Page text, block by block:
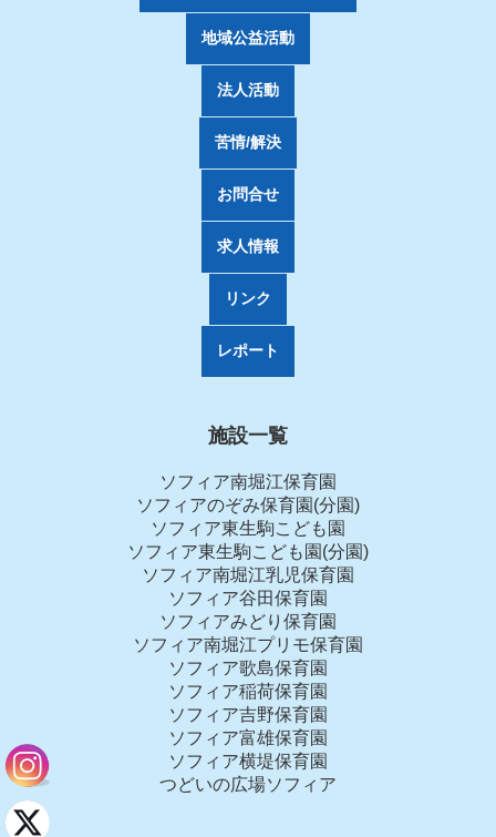
地域公益活動
法人活動
苦情/解決
お問合せ
求人情報
リンク
レポート
施設一覧
ソフィア南堀江保育園
ソフィアのぞみ保育園(分園)
ソフィア東生駒こども園
ソフィア東生駒こども園(分園)
ソフィア南堀江乳児保育園
ソフィア谷田保育園
ソフィアみどり保育園
ソフィア南堀江プリモ保育園
ソフィア歌島保育園
ソフィア稲荷保育園
ソフィア吉野保育園
ソフィア富雄保育園
ソフィア横堤保育園
つどいの広場ソフィア